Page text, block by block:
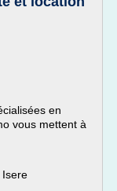
en
vous mettent à
Isere